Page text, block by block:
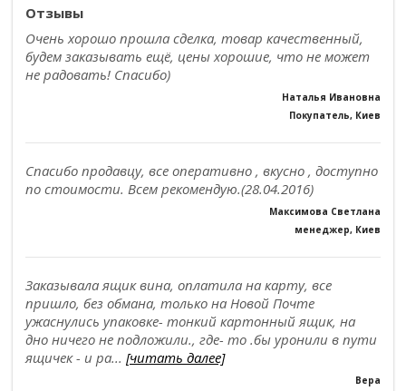
Отзывы
Очень хорошо прошла сделка, товар качественный,
будем заказывать ещё, цены хорошие, что не может
не радовать! Спасибо)
Наталья Ивановна
Покупатель, Киев
Спасибо продавцу, все оперативно , вкусно , доступно
по стоимости. Всем рекомендую.(28.04.2016)
Максимова Светлана
менеджер, Киев
Заказывала ящик вина, оплатила на карту, все
пришло, без обмана, только на Новой Почте
ужаснулись упаковке- тонкий картонный ящик, на
дно ничего не подложили., где- то .бы уронили в пути
ящичек - и ра... [читать далее]
Вера